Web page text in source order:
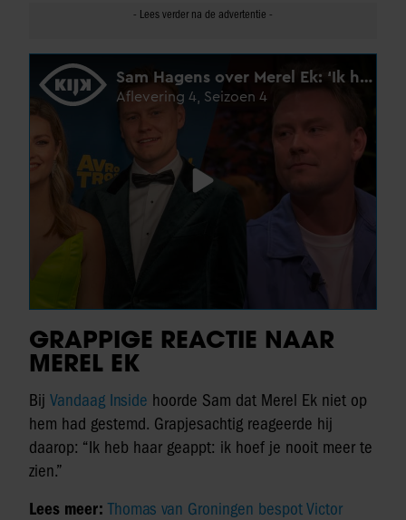
GRAPPIGE REACTIE NAAR
MEREL EK
Bij Vandaag Inside hoorde Sam dat Merel Ek niet op
hem had gestemd. Grapjesachtig reageerde hij
daarop: “Ik heb haar geappt: ik hoef je nooit meer te
zien.”
Lees meer:Thomas van Groningen bespot Victor